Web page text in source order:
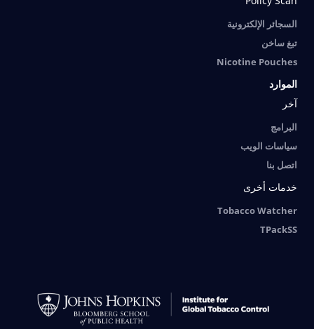
السجائر الإلكترونية
تبغ ساخن
Nicotine Pouches
الموارد
آخر
البرامج
سياسات الويب
اتصل بنا
خدمات أخرى
Tobacco Watcher
TPackSS